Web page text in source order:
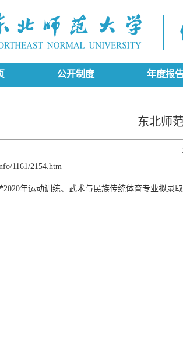
公开制度 年度报
东北师
1161/2154.htm
2020年运动训练、武术与民族传统体育专业拟录